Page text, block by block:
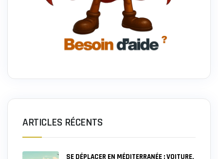
ARTICLES RÉCENTS
SE DÉPLACER EN MÉDITERRANÉE : VOITURE,